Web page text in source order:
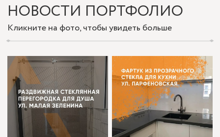
НОВОСТИ ПОРТФОЛИО
Кликните на фото, чтобы увидеть больше